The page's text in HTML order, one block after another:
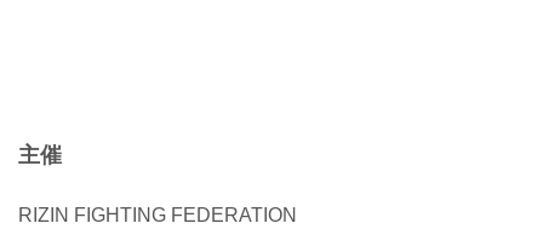
主催
RIZIN FIGHTING FEDERATION